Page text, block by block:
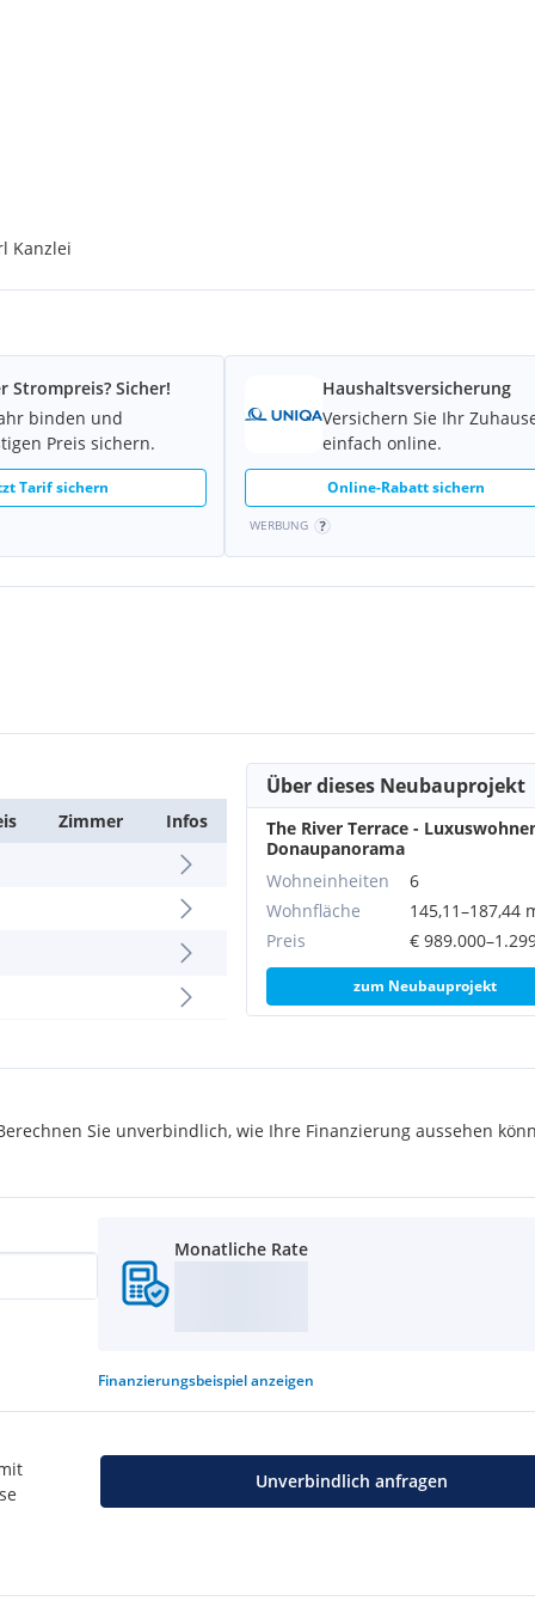
Haus, Nummer 3 der
und
- der ideale Ort für alle,
direkt vor der Tür
entspannte Abende im
Wohnebenen
der Betriebskosten
und einer ruhigen,
aus urbanem Komfort
freuen wir uns
jederzeit zur
Kanzlei
Strompreis? Sicher!
binden und
Preis sichern.
Tarif sichern
Haushaltsversicherung
Versichern Sie Ihr
einfach online.
Online-Rabatt sichern
WERBUNG
Zimmer Infos
Über dieses Neubauprojekt
The River Terrace -
Donaupanorama
Wohneinheiten
6
Wohnfläche
145,11–187,44
Preis
€
zum Neubauprojekt
Sie unverbindlich, wie Ihre Finanzierung aussehen
Monatliche Rate
Finanzierungsbeispielanzeigen
Unverbindlich anfragen